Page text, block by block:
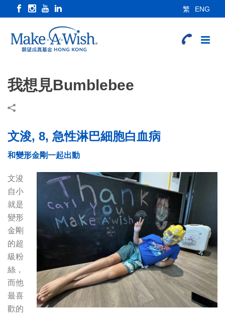
繁 ENG
我想見Bumblebee
文浚, 8, 急性淋巴細胞白血病
和變形金剛一起出動
文浚
自小
就是
變形
金剛
的超
級粉
絲，
而他
最喜
歡的